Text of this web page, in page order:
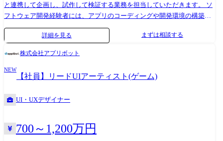
Adobe XD などのデザイン/プロトタイプツール ●ジェネレーティブAI活
用 └画像生成、テキスト生成、動画生成などのAIサービス・API全般 ●イ
ンタラクティブコンテンツ開発 └Unity, Unreal Engine, TouchDesigner 等
を用いた開発経験 ●Web/アプリ開発 └JavaScript, React, Vue.js, Python 等
基本的知識 変更の範囲:会社の定める業務(出向先会社での業務を含む) ▼
組織構成 ※2025年8月時点 組織全体:約870名 今回の配属先:統合マーケ
と連携して企画し、試作して検証する業務を担当していただきます。 ソ
フトウェア開発経験者には、アプリのコーディングや開発環境の構築を
担当いただくこともあります。 ・車両に搭載するアプリ要件の策定、車
両と連携するサービス企画の策定 ・アプリやサービスのコンセプト策
定、試作と検証(いわゆるPoC) ・アプリやサービスのマーケティングおよ
よび分析 <使用ツール> Figma、Miro、Gitlab、Jira (ツール使用経験は問
いません)
詳細を見る まずは相談する
株式会社アプリボット
NEW
【社員】リードUIアーティスト(ゲーム)
UI・UXデザイナー
700～1,200万円